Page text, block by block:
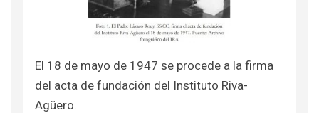
El 18 de mayo de 1947 se procede a la firma
del acta de fundación del Instituto Riva-
Agüero.